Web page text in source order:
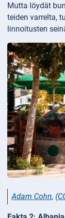
Mutta löydät
teiden varrelta,
linnoitusten
Adam Cohn,